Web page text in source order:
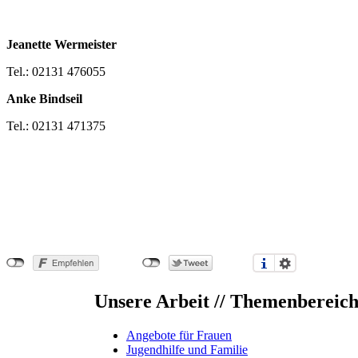
Jeanette Wermeister
Tel.: 02131 476055
Anke Bindseil
Tel.: 02131 471375
Unsere Arbeit //
Angebote für Frauen
Jugendhilfe und Familie